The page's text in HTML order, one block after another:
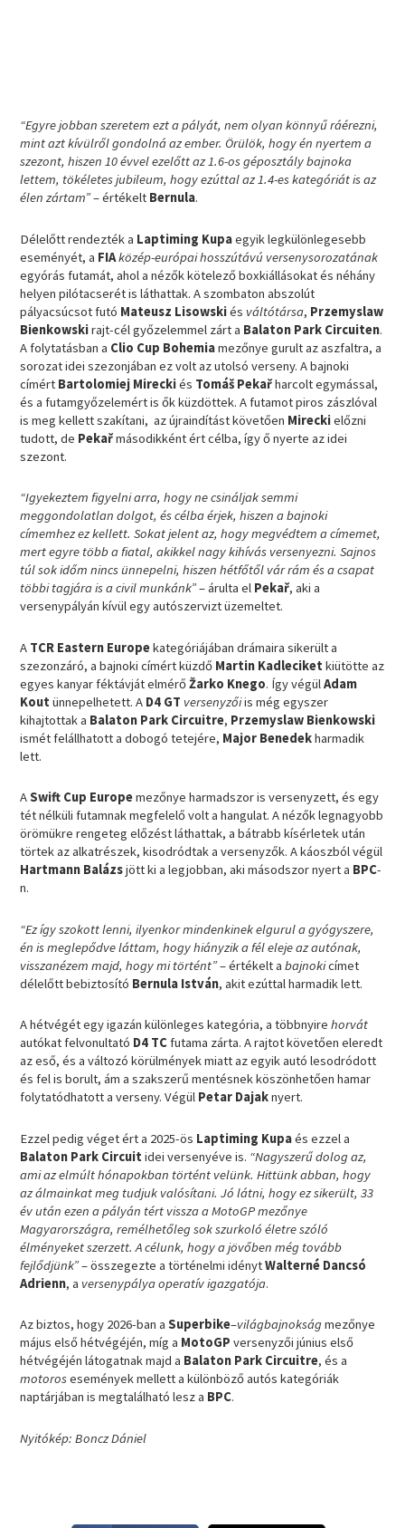
“Egyre jobban szeretem ezt a pályát, nem olyan könnyű ráérezni,
mint azt kívülről gondolná az ember. Örülök, hogy én nyertem a
szezont, hiszen 10 évvel ezelőtt az 1.6-os géposztály bajnoka
lettem, tökéletes jubileum, hogy ezúttal az 1.4-es kategóriát is az
élen zártam”– értékelt Bernula.
Délelőtt rendezték a Laptiming Kupaegyik legkülönlegesebb
eseményét, a FIAközép-európai hosszútávú versenysorozatának
egyórás futamát, ahol a nézők kötelező boxkiállásokat és néhány
helyen pilótacserét is láthattak. A szombaton abszolút
pályacsúcsot futó Mateusz Lisowskiés váltótársa, Przemyslaw
Bienkowskirajt-cél győzelemmel zárt a Balaton Park Circuiten.
A folytatásban a Clio Cup Bohemiamezőnye gurult az aszfaltra, a
sorozat idei szezonjában ez volt az utolsó verseny. A bajnoki
címért Bartolomiej Mireckiés Tomáš Pekařharcolt egymással,
és a futamgyőzelemért is ők küzdöttek. A futamot piros zászlóval
is meg kellett szakítani, az újraindítást követően Mireckielőzni
tudott, de Pekařmásodikként ért célba, így ő nyerte az idei
szezont.
“Igyekeztem figyelni arra, hogy ne csináljak semmi
meggondolatlan dolgot, és célba érjek, hiszen a bajnoki
címemhez ez kellett. Sokat jelent az, hogy megvédtem a címemet,
mert egyre több a fiatal, akikkel nagy kihívás versenyezni. Sajnos
túl sok időm nincs ünnepelni, hiszen hétfőtől vár rám és a csapat
többi tagjára is a civil munkánk”– árulta el Pekař, aki a
versenypályán kívül egy autószervizt üzemeltet.
A TCR Eastern Europekategóriájában drámaira sikerült a
szezonzáró, a bajnoki címért küzdő Martin Kadleciket kiütötte az
egyes kanyar féktávját elmérőŽarko Knego. Így végülAdam
Kout ünnepelhetett. A D4 GT versenyzőiis még egyszer
kihajtottak a Balaton Park Circuitre, Przemyslaw Bienkowski
ismét felállhatott a dobogó tetejére, Major Benedekharmadik
lett.
ASwift Cup Europemezőnye harmadszor is versenyzett, és egy
tét nélküli futamnak megfelelő volt a hangulat. A nézők legnagyobb
örömükre rengeteg előzést láthattak, a bátrabb kísérletek után
törtek az alkatrészek, kisodródtak a versenyzők. A káoszból végül
Hartmann Balázsjött ki a legjobban, aki másodszor nyert a BPC-
n.
“Ez így szokott lenni, ilyenkor mindenkinek elgurul a gyógyszere,
én is meglepődve láttam, hogy hiányzik a fél eleje az autónak,
visszanézem majd, hogy mi történt”– értékelt abajnokicímet
délelőtt bebiztosító Bernula István, akit ezúttal harmadik lett.
A hétvégét egy igazán különleges kategória, a többnyirehorvát
autókat felvonultató D4 TCfutama zárta. A rajtot követően eleredt
az eső, és a változó körülmények miatt az egyik autó lesodródott
és fel is borult, ám a szakszerű mentésnek köszönhetően hamar
folytatódhatott a verseny. Végül Petar Dajaknyert.
Ezzel pedig véget ért a 2025-ös Laptiming Kupaés ezzel a
Balaton Park Circuitidei versenyéve is. “Nagyszerű dolog az,
ami az elmúlt hónapokban történt velünk. Hittünk abban, hogy
az álmainkat meg tudjuk valósítani. Jó látni, hogy ez sikerült, 33
év után ezen a pályán tért vissza a MotoGP mezőnye
Magyarországra, remélhetőleg sok szurkoló életre szóló
élményeket szerzett. A célunk, hogy a jövőben még tovább
fejlődjünk”– összegezte a történelmi idénytWalterné Dancsó
Adrienn, a versenypálya operatív igazgatója.
Az biztos, hogy 2026-ban aSuperbike–világbajnokságmezőnye
május első hétvégéjén, míg a MotoGP versenyzői június első
hétvégéjén látogatnak majd a Balaton Park Circuitre, és a
motorosesemények mellett a különböző autós kategóriák
naptárjában is megtalálható lesz a BPC.
Nyitókép: Boncz Dániel